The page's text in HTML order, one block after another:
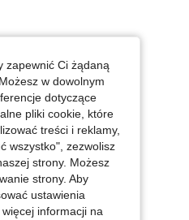
zapewnić Ci żądaną
w dowolnym
dotyczące
pliki cookie, które
treści i reklamy,
wszystko", zezwolisz
strony. Możesz
strony. Aby
ustawienia
informacji na